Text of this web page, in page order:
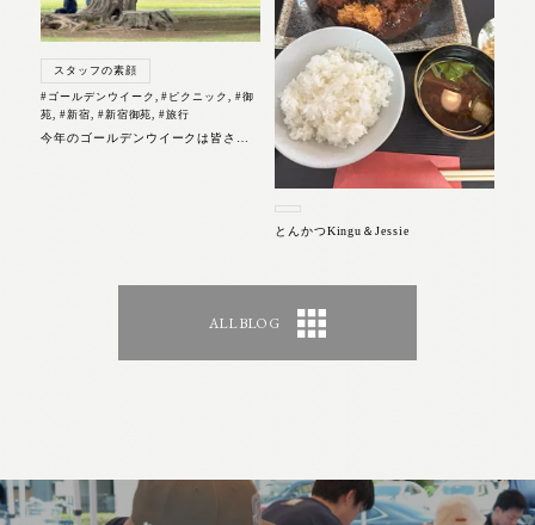
スタッフの素顔
#ゴールデンウイーク ,#ピクニック
#御
苑
,#新宿 #新宿御苑 ,#旅行
今年のゴールデンウイークは皆さんどうお過ごしになられたのでしょうか？自分は特別な予定もなくただの休暇と化しておりました。だからこそ、たくさんの方が旅行やお出かけに行かれたニュースや報告を見ることが楽しいと思える今日この頃。 そういえば、ブログのタイトルって最大何文字まで打てるんでしょうね？と思い、本文に打ち込む予定の文章を打ってみたのは良いが・・・これ以上書く事がない・・・ よし！ここまでにしよう。
とんかつKingu＆Jessie
ALL BLOG